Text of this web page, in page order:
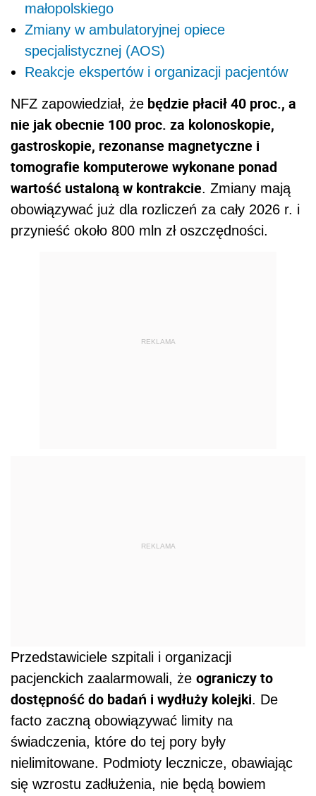
małopolskiego
Zmiany w ambulatoryjnej opiece
specjalistycznej (AOS)
Reakcje ekspertów i organizacji pacjentów
NFZ zapowiedział, że będzie płacił 40 proc., a
nie jak obecnie 100 proc. za kolonoskopie,
gastroskopie, rezonanse magnetyczne i
tomografie komputerowe wykonane ponad
wartość ustaloną w kontrakcie. Zmiany mają
obowiązywać już dla rozliczeń za cały 2026 r. i
przynieść około 800 mln zł oszczędności.
REKLAMA
REKLAMA
Przedstawiciele szpitali i organizacji
pacjenckich zaalarmowali, że ograniczy to
dostępność do badań i wydłuży kolejki. De
facto zaczną obowiązywać limity na
świadczenia, które do tej pory były
nielimitowane. Podmioty lecznicze, obawiając
się wzrostu zadłużenia, nie będą bowiem